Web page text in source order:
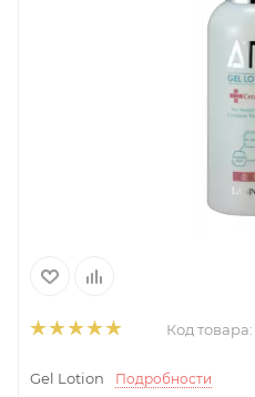
Код товара:
Gel Lotion Подробности